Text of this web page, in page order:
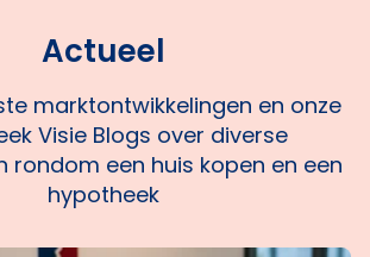
online omgeving.
Actueel
marktontwikkelingen en onze
Visie Blogs over diverse
rondom een huis kopen en een
hypotheek